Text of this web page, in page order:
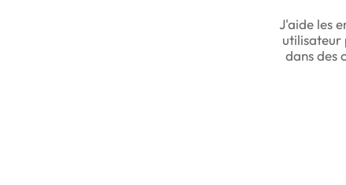
J'aide les
utilisateur
dans des